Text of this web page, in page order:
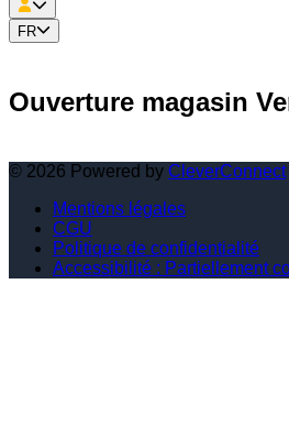
FR
Ouverture magasin
© 2026 Powered by CleverConnect
Mentions légales
CGU
Politique de confidentialité
Accessibilité : Partiellement